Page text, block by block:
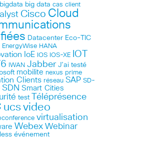
bigdata big data cas client
Cisco Cloud
Datacenter Eco-TIC
EnergyWise HANA
IoE IOS IOS-XE IOT
IWAN Jabber J’ai testé
mobilite nexus prime
Clients réseau SAP SD-
SDN Smart Cities
test Téléprésence
ucs video
virtualisation
Webex Webinar
événement